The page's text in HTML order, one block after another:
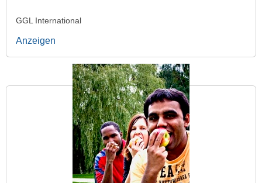
GGL International
Anzeigen